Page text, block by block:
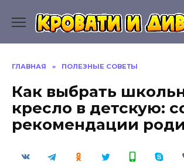
содержанию
ГЛАВНАЯ » ПОЛЕЗНЫЕ СОВЕТЫ
Как выбрать
кресло в детскую:
рекомендации